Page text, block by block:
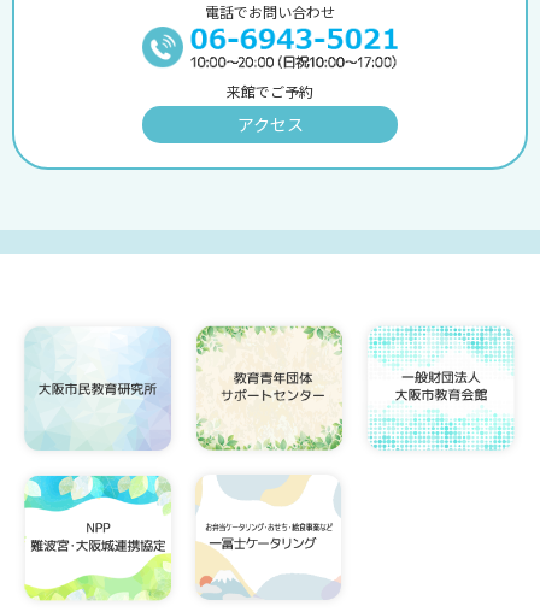
電話でお問い合わせ
来館でご予約
アクセス